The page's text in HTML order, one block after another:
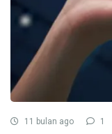
11 bulan ago 1